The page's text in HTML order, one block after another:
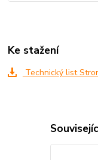
Ke stažení
Technický list